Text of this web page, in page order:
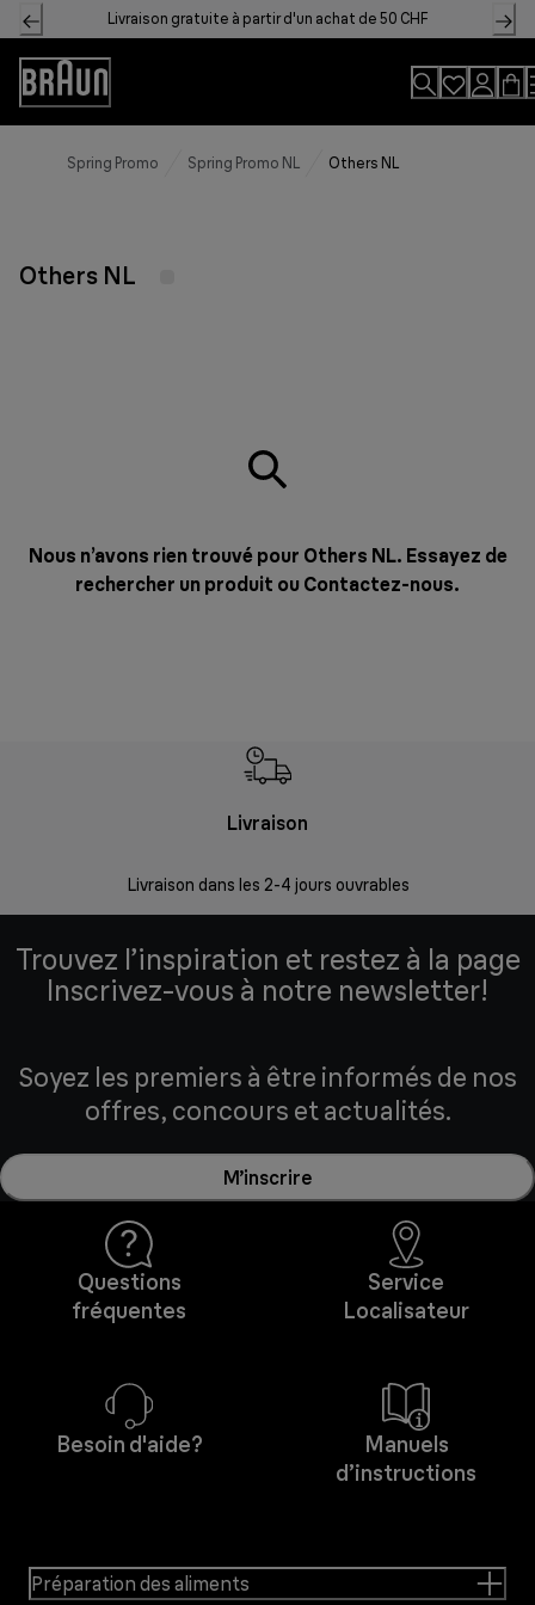
Skip
to
Content
Livraison gratuite à partir d'un achat de 50 CHF
Accessibility
Statement
Spring Promo Spring Promo NL Others NL
Others NL
Nous n’avons rien trouvé pour Others NL. Essayez de
rechercher un produit ou Contactez-nous.
Livraison
Livraison dans les 2-4 jours ouvrables
Trouvez l’inspiration et restez à la page
Inscrivez-vous à notre newsletter!
Soyez les premiers à être informés de nos
offres, concours et actualités.
M’inscrire
Questions
fréquentes
Service
Localisateur
Besoin d'aide?
Manuels
d’instructions
Préparation des aliments